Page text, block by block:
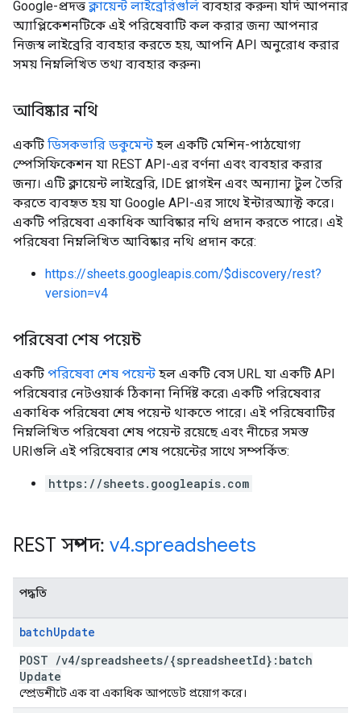
Google-প্রদত্তক্লায়েন্ট লাইব্রেরিগুলি ব্যবহার করুন৷ যদি আপনার
অ্যাপ্লিকেশনটিকে এই পরিষেবাটি কল করার জন্য আপনার
নিজস্ব লাইব্রেরি ব্যবহার করতে হয়, আপনি API অনুরোধ করার
সময় নিম্নলিখিত তথ্য ব্যবহার করুন৷
আবিষ্কার নথি
একটি ডিসকভারি ডকুমেন্ট হল একটি মেশিন-পাঠযোগ্য
স্পেসিফিকেশন যা REST API-এর বর্ণনা এবং ব্যবহার করার
জন্য। এটি ক্লায়েন্ট লাইব্রেরি, IDE প্লাগইন এবং অন্যান্য টুল তৈরি
করতে ব্যবহৃত হয় যা Google API-এর সাথে ইন্টারঅ্যাক্ট করে।
একটি পরিষেবা একাধিক আবিষ্কার নথি প্রদান করতে পারে। এই
পরিষেবা নিম্নলিখিত আবিষ্কার নথি প্রদান করে:
https://sheets.googleapis.com/$discovery/rest?
version=v4
পরিষেবা শেষ পয়েন্ট
একটি পরিষেবা শেষ পয়েন্ট হল একটি বেস URL যা একটি API
পরিষেবার নেটওয়ার্ক ঠিকানা নির্দিষ্ট করে৷ একটি পরিষেবার
একাধিক পরিষেবা শেষ পয়েন্ট থাকতে পারে। এই পরিষেবাটির
নিম্নলিখিত পরিষেবা শেষ পয়েন্ট রয়েছে এবং নীচের সমস্ত
URIগুলি এই পরিষেবার শেষ পয়েন্টের সাথে সম্পর্কিত:
https://sheets.googleapis.com
REST সম্পদ: v4.spreadsheets
পদ্ধতি
batchUpdate
POST /v4/spreadsheets/{spreadsheetId}:batch
Update
স্প্রেডশীটে এক বা একাধিক আপডেট প্রয়োগ করে।